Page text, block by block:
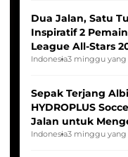
Dua Jalan, Satu
Inspiratif 2 Pemain
League All-Stars
Seleksi Timnas
Indonesia3 minggu yang
Sepak Terjang
HYDROPLUS
Jalan untuk
Indonesia Putri
Indonesia3 minggu yang